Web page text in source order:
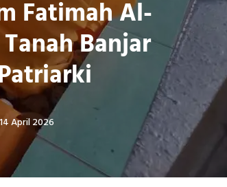
Fatimah Al-
Banjar
14 April 2026